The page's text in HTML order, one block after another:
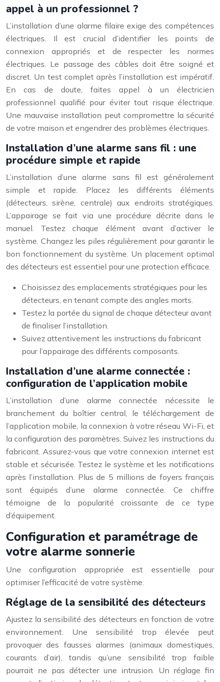
appel à un professionnel ?
L’installation d’une alarme filaire exige des compétences
électriques. Il est crucial d’identifier les points de
connexion appropriés et de respecter les normes
électriques. Le passage des câbles doit être soigné et
discret. Un test complet après l’installation est impératif.
En cas de doute, faites appel à un électricien
professionnel qualifié pour éviter tout risque électrique.
Une mauvaise installation peut compromettre la sécurité
de votre maison et engendrer des problèmes électriques.
Installation d’une alarme sans fil : une
procédure simple et rapide
L’installation d’une alarme sans fil est généralement
simple et rapide. Placez les différents éléments
(détecteurs, sirène, centrale) aux endroits stratégiques.
L’appairage se fait via une procédure décrite dans le
manuel. Testez chaque élément avant d’activer le
système. Changez les piles régulièrement pour garantir le
bon fonctionnement du système. Un placement optimal
des détecteurs est essentiel pour une protection efficace.
Choisissez des emplacements stratégiques pour les
détecteurs, en tenant compte des angles morts.
Testez la portée du signal de chaque détecteur avant
de finaliser l’installation.
Suivez attentivement les instructions du fabricant
pour l’appairage des différents composants.
Installation d’une alarme connectée :
configuration de l’application mobile
L’installation d’une alarme connectée nécessite le
branchement du boîtier central, le téléchargement de
l’application mobile, la connexion à votre réseau Wi-Fi, et
la configuration des paramètres. Suivez les instructions du
fabricant. Assurez-vous que votre connexion internet est
stable et sécurisée. Testez le système et les notifications
après l’installation. Plus de 5 millions de foyers français
sont équipés d’une alarme connectée. Ce chiffre
témoigne de la popularité croissante de ce type
d’équipement.
Configuration et paramétrage de
votre alarme sonnerie
Une configuration appropriée est essentielle pour
optimiser l’efficacité de votre système.
Réglage de la sensibilité des détecteurs
Ajustez la sensibilité des détecteurs en fonction de votre
environnement. Une sensibilité trop élevée peut
provoquer des fausses alarmes (animaux domestiques,
courants d’air), tandis qu’une sensibilité trop faible
pourrait ne pas détecter une intrusion. Un réglage fin